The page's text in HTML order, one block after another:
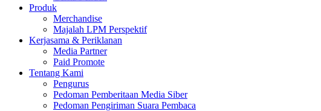
Produk
Merchandise
Majalah LPM Perspektif
Kerjasama & Periklanan
Media Partner
Paid Promote
Tentang Kami
Pengurus
Pedoman Pemberitaan Media Siber
Pedoman Pengiriman Suara Pembaca